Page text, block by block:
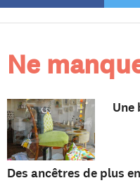
Ne
Des ancêtres de plus